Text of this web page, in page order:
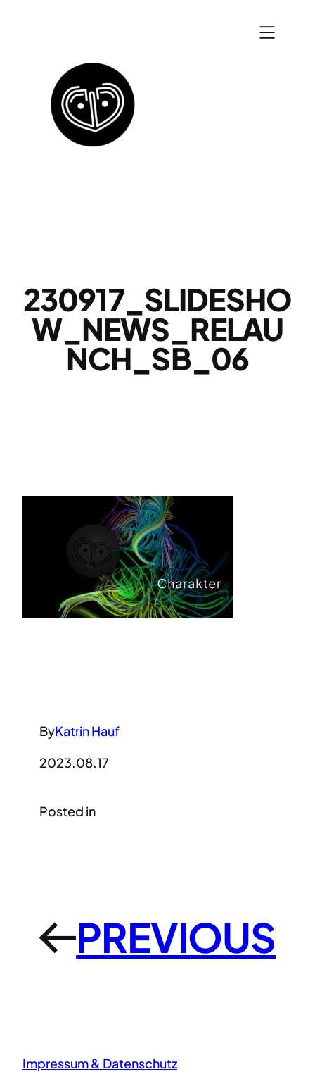
230917_SLIDESHO
W_NEWS_RELAU
NCH_SB_06
ByKatrin Hauf
2023.08.17
Posted in
←PREVIOUS
Impressum & Datenschutz